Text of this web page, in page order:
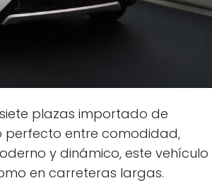
siete plazas importado de
perfecto entre comodidad,
y dinámico, este vehículo
en carreteras largas.